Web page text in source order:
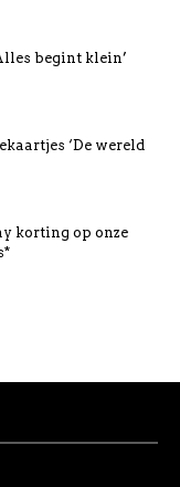
begint klein’
‘De wereld
korting op onze